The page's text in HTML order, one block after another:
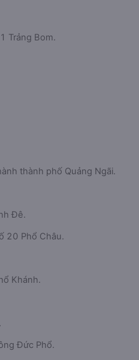
Trảng Bom.
thành phố Quảng Ngãi.
Đê.
20 Phổ Châu.
Khánh.
Đức Phổ.